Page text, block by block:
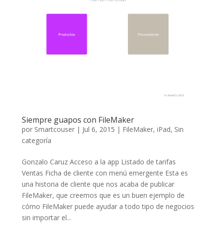
Siempre guapos con FileMaker
por Smartcouser| Jul 6, 2015 | FileMaker, iPad, Sin
categoría
Gonzalo Caruz Acceso a la app Listado de tarifas
Ventas Ficha de cliente con menú emergente Esta es
una historia de cliente que nos acaba de publicar
FileMaker, que creemos que es un buen ejemplo de
cómo FileMaker puede ayudar a todo tipo de negocios
sin importar el...